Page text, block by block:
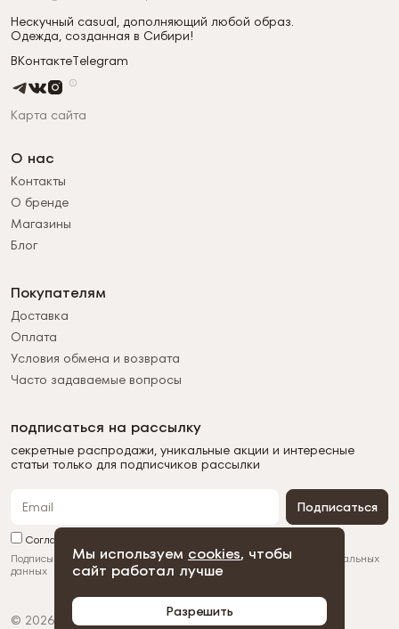
Мы используем cookies, чтобы
сайт работал лучше
Разрешить
Нескучный casual, дополняющий любой образ.
Одежда, созданная в Сибири!
ВКонтактеTelegram
Карта сайта
О нас
Контакты
О бренде
Магазины
Блог
Покупателям
Доставка
Оплата
Условия обмена и возврата
Часто задаваемые вопросы
подписаться на рассылку
секретные распродажи, уникальные акции и интересные
статьи только для подписчиков рассылки
Подписаться
Согласен с обработкой персональных данных
Подписываясь на рассылку, вы соглашаетесь с обработкой персональных
данных
© 2026 Duman Политика конфиденциальности